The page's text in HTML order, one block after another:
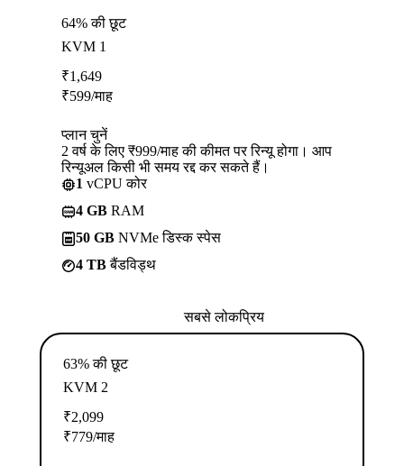
64% की छूट
KVM 1
₹1,649
₹599/माह
प्लान चुनें
2 वर्ष के लिए ₹999/माह की कीमत पर रिन्यू होगा। आप
रिन्यूअल किसी भी समय रद्द कर सकते हैं।
1 vCPU कोर
4 GB RAM
50 GB NVMe डिस्क स्पेस
4 TBबैंडविड्थ
सबसे लोकप्रिय
63% की छूट
KVM 2
₹2,099
₹779/माह